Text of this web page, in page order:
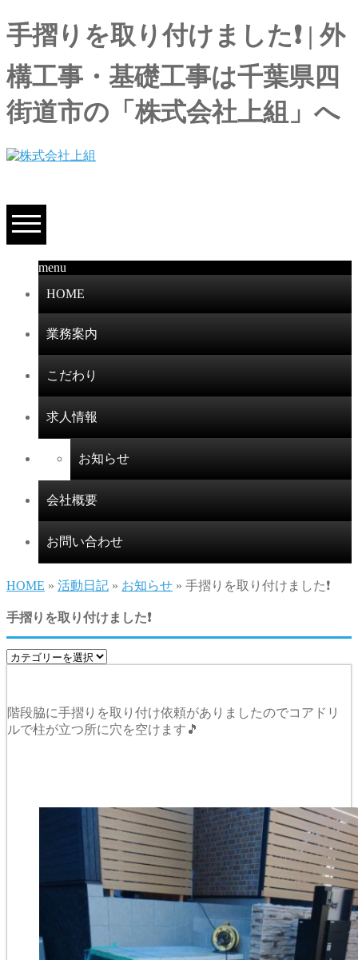
手摺りを取り付けました❗ | 外
構工事・基礎工事は千葉県四
街道市の「株式会社上組」へ
menu
HOME
業務案内
こだわり
求人情報
お知らせ
会社概要
お問い合わせ
HOME » 活動日記 » お知らせ » 手摺りを取り付けました❗
手摺りを取り付けました❗
階段脇に手摺りを取り付け依頼がありましたのでコアドリ
ルで柱が立つ所に穴を空けます🎵